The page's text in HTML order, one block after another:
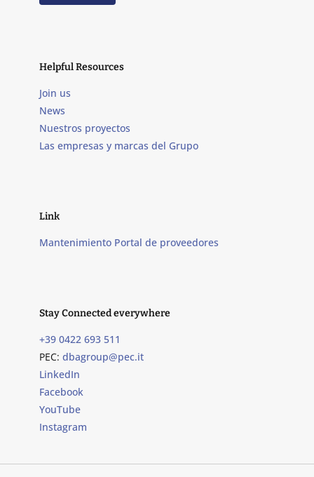
Helpful Resources
Join us
News
Nuestros proyectos
Las empresas y marcas del Grupo
Link
Mantenimiento Portal de proveedores
Stay Connected everywhere
+39 0422 693 511
PEC: dbagroup@pec.it
LinkedIn
Facebook
YouTube
Instagram